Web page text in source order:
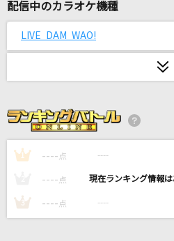
そばかす
JUDY AND MARY
松山千春
[生音]千の風になって
桜龍～さくらりゅう～
配信中のカラオケ機種
LIVE DAM WAO!
1 ---- 点 ----
---- 点 ----
3 ---- 点 ----